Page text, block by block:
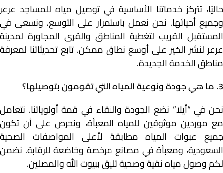
حاليًا، تتركز خدماتنا الأساسية في توصيل مياه للمساجد عرعر
وجميع أحيائها. نحن نعمل باستمرار على التوسع، ونسعى في
المستقبل القريب لتغطية المناطق والقرى المجاورة لمدينة
عرعر لنشر الخير على أوسع نطاق ممكن. تابع تحديثاتنا لمعرفة
مناطق الخدمة الجديدة.
3. ما هي جودة ونوعية المياه التي تقومون بتوصيلها؟
نحن في “أيلا” نضع الجودة والنقاء في قمة أولوياتنا. نتعامل
مع موردين موثوقين للمياه المعبأة، ونحرص على أن تكون
جميع عبوات المياه مطابقة لأعلى المواصفات الصحية
السعودية، ومعبأة في مصانع مرخصة وخاضعة للرقابة. نضمن
لكم وصول مياه نقية وصحية تليق ببيوت الله والمصلين.